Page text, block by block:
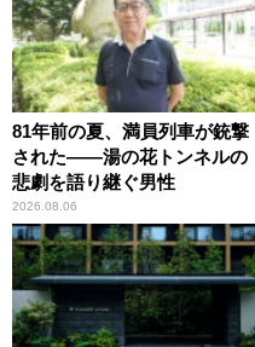
81年前の夏、満員列車が銃撃
された――湯の花トンネルの
悲劇を語り継ぐ男性
2026.08.06